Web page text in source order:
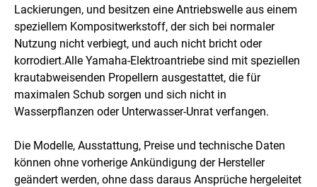
Lackierungen, und besitzen eine Antriebswelle aus einem
speziellem Kompositwerkstoff, der sich bei normaler
Nutzung nicht verbiegt, und auch nicht bricht oder
korrodiert.Alle Yamaha-Elektroantriebe sind mit speziellen
krautabweisenden Propellern ausgestattet, die für
maximalen Schub sorgen und sich nicht in
Wasserpflanzen oder Unterwasser-Unrat verfangen.
Die Modelle, Ausstattung, Preise und technische Daten
können ohne vorherige Ankündigung der Hersteller
geändert werden, ohne dass daraus Ansprüche hergeleitet